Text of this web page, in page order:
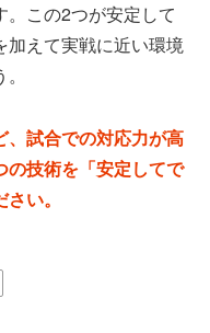
この2つが安定して
加えて実戦に近い環境
、試合での対応力が高
の技術を「安定してで
い。